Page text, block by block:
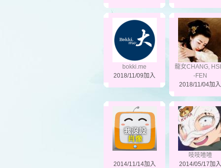
bokki.me
2018/11/09加入
龍女CHANG,
-FEN
2018/11/04加入
2014/11/14加入
吱吱喳喳
2014/05/17加入